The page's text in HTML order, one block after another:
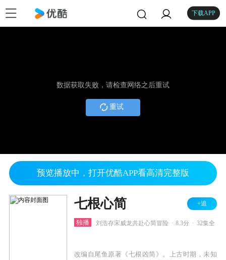
下载APP
数据获取失败，请检查网络之后重试
重试
预览播放中，打开优酷APP看高清完整版
七根心简 +追
独播 刘浩存宋威龙共赴心简冒险 8.3分 32集全
改编自尾鱼原著《七根凶简》。上古时期，未知